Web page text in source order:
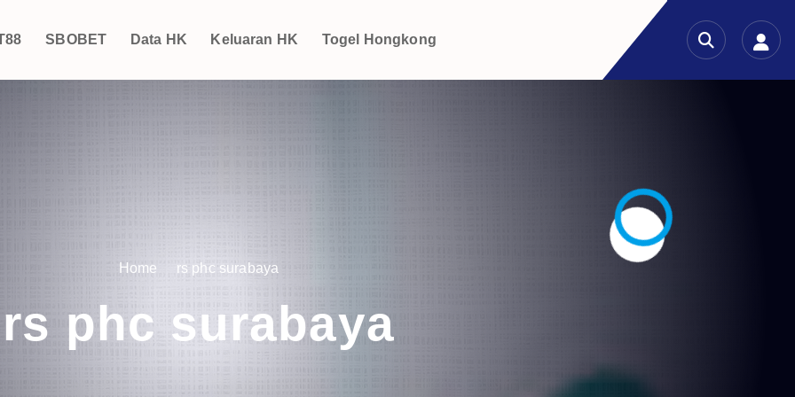
SBOBET Data HK Keluaran HK Togel Hongkong
Home rs phc surabaya
rs phc surabaya